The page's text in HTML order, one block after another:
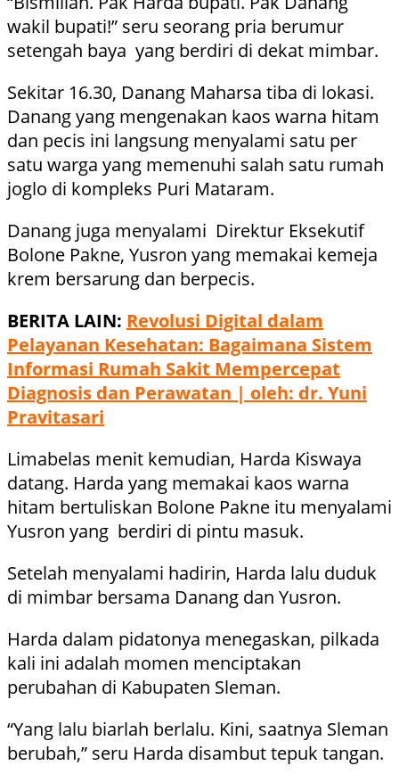
wakil bupati!” seru seorang pria berumur
setengah baya yang berdiri di dekat mimbar.
Sekitar 16.30, Danang Maharsa tiba di lokasi.
Danang yang mengenakan kaos warna hitam
dan pecis ini langsung menyalami satu per
satu warga yang memenuhi salah satu rumah
joglo di kompleks Puri Mataram.
Danang juga menyalami Direktur Eksekutif
Bolone Pakne, Yusron yang memakai kemeja
krem bersarung dan berpecis.
BERITA LAIN: Revolusi Digital dalam
Pelayanan Kesehatan: Bagaimana Sistem
Informasi Rumah Sakit Mempercepat
Diagnosis dan Perawatan | oleh: dr. Yuni
Pravitasari
Limabelas menit kemudian, Harda Kiswaya
datang. Harda yang memakai kaos warna
hitam bertuliskan Bolone Pakne itu menyalami
Yusron yang berdiri di pintu masuk.
Setelah menyalami hadirin, Harda lalu duduk
di mimbar bersama Danang dan Yusron.
Harda dalam pidatonya menegaskan, pilkada
kali ini adalah momen menciptakan
perubahan di Kabupaten Sleman.
“Yang lalu biarlah berlalu. Kini, saatnya Sleman
berubah,” seru Harda disambut tepuk tangan.